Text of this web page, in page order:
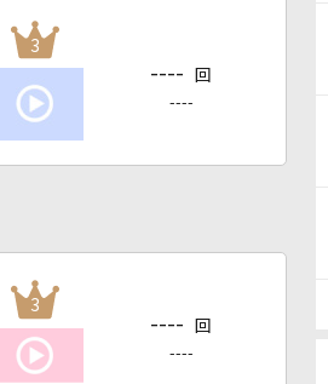
3
---- 回
----
3
---- 回
----